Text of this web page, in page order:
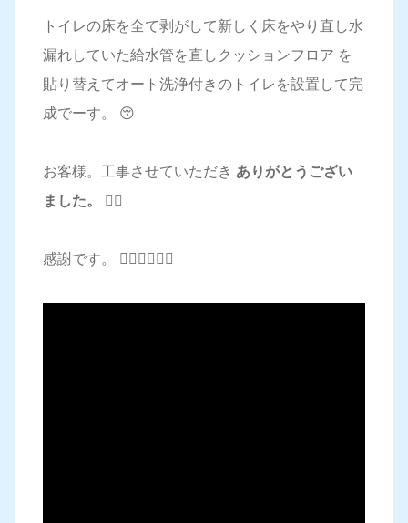
トイレの床を全て剥がして新しく床をやり直し水
漏れしていた給水管を直しクッションフロア を
貼り替えてオート洗浄付きのトイレを設置して完
成でーす。 😚
お客様。工事させていただき ありがとうござい
ました。 🙇‍♂️
感謝です。 🙇‍♂️🙇‍♂️🙇‍♂️